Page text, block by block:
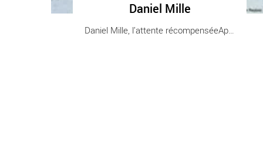
Daniel Mille
Daniel Mille, l’attente récompenséeAprès [...]